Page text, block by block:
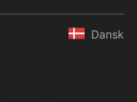
Dansk